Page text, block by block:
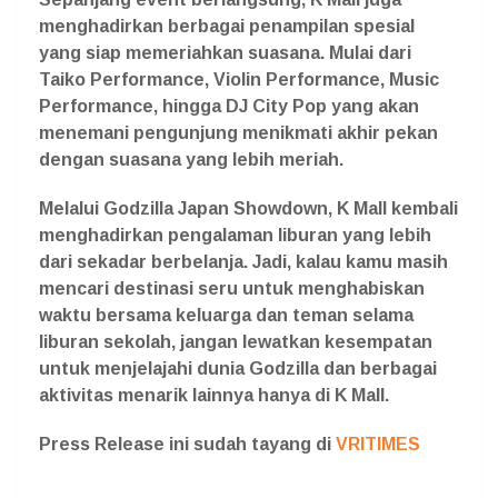
menghadirkan berbagai penampilan spesial
yang siap memeriahkan suasana. Mulai dari
Taiko Performance, Violin Performance, Music
Performance, hingga DJ City Pop yang akan
menemani pengunjung menikmati akhir pekan
dengan suasana yang lebih meriah.
Melalui Godzilla Japan Showdown, K Mall kembali
menghadirkan pengalaman liburan yang lebih
dari sekadar berbelanja. Jadi, kalau kamu masih
mencari destinasi seru untuk menghabiskan
waktu bersama keluarga dan teman selama
liburan sekolah, jangan lewatkan kesempatan
untuk menjelajahi dunia Godzilla dan berbagai
aktivitas menarik lainnya hanya di K Mall.
Press Release ini sudah tayang di VRITIMES